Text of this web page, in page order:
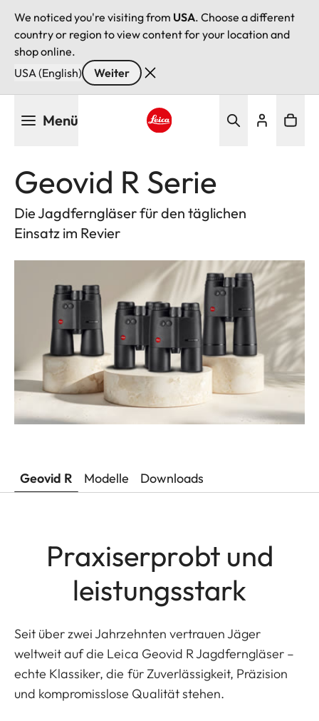
We noticed you're visiting from USA. Choose a different
country or region to view content for your location and
shop online.
USA (English)
Weiter
Menü
Geovid R Serie
Die Jagdferngläser für den täglichen
Einsatz im Revier
Geovid R Modelle Downloads
Praxiserprobt und
leistungsstark
Seit über zwei Jahrzehnten vertrauen Jäger
weltweit auf die Leica Geovid R Jagdferngläser –
echte Klassiker, die für Zuverlässigkeit, Präzision
und kompromisslose Qualität stehen.